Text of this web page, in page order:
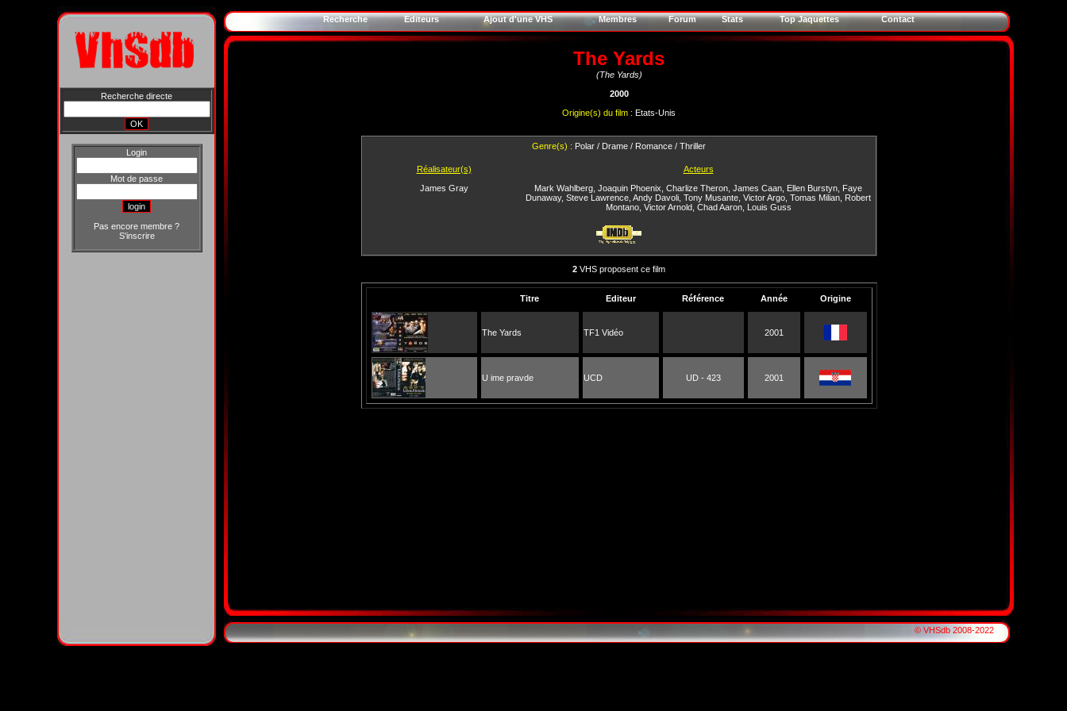
Recherche directe
Login
Mot de passe
Pas encore membre ?
S'inscrire
Recherche Editeurs Ajout d'une VHS Membres Forum Stats Top Jaquettes Contact
The Yards
(The Yards)
2000
Origine(s) du film : Etats-Unis
Genre(s) : Polar / Drame / Romance / Thriller
Réalisateur(s)
James Gray
Acteurs
Mark Wahlberg Joaquin Phoenix Charlize Theron James Caan Ellen Burstyn Faye
Dunaway, Steve Lawrence Andy Davoli Tony Musante Victor Argo Tomas Milian Robert
Montano, Victor Arnold, Chad Aaron, Louis Guss
2 VHS proposent ce film
Titre Editeur Référence Année Origine
The Yards TF1 Vidéo 2001
U ime pravde UCD UD - 423 2001
© VHSdb 2008-2022